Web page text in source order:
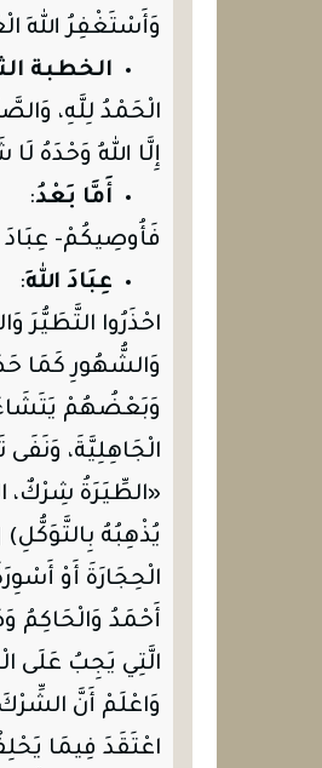
وَأَسْتَغْفِرُ اللهَ
الخطبة
الْحَمْدُ لِلَّهِ،
إِلَّا اللهُ وَحْدَهُ
أَمَّا بَعْدُ:
فَأُوصِيكُمْ- عِبَادَ
عِبَادَ اللهِ:
احْذَرُوا
وَالشُّهُورِ كَمَا
وَبَعْضُهُمْ
الْجَاهِلِيَّةَ،
«الطِّيَرَةُ شِرْكٌ،
يُذْهِبُهُ بِالتَّوَكُّلِ)
الْحِجَارَةَ أَوْ
أَحْمَدُ وَالْحَاكِمُ
الَّتِي يَجِبُ عَلَى
وَاعْلَمْ أَنَّ
اعْتَقَدَ فِيمَا